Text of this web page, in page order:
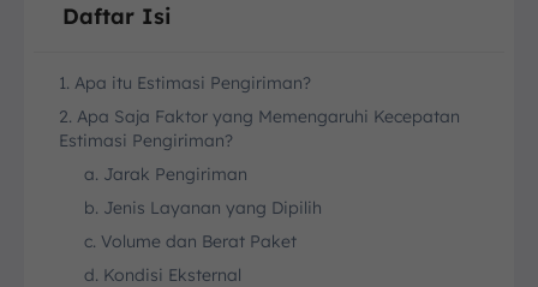
Daftar Isi
1. Apa itu Estimasi Pengiriman?
2. Apa Saja Faktor yang Memengaruhi Kecepatan
Estimasi Pengiriman?
a. Jarak Pengiriman
b. Jenis Layanan yang Dipilih
c. Volume dan Berat Paket
d. Kondisi Eksternal